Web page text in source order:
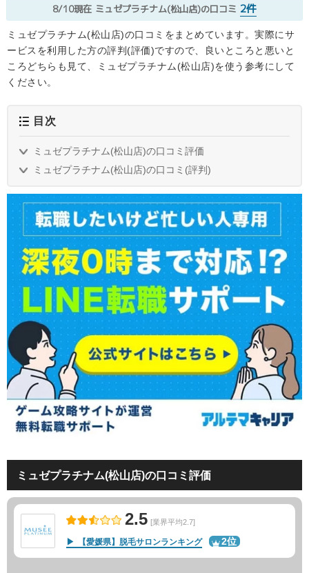
8/10現在 ミュゼプラチナム(松山店)の口コミ 2件
ミュゼプラチナム(松山店)の口コミをまとめています。実際にサ
ービスを利用した方の評判(評価)ですので、良いところと悪いと
ころどちらも見て、ミュゼプラチナム(松山店)を使う参考にして
ください。
目次
ミュゼプラチナム(松山店)の口コミ評価
ミュゼプラチナム(松山店)の口コミ(評判)
ミュゼプラチナム(松山店)の口コミ評価
2.5 [業界平均2.7]
【愛媛県】脱毛サロンランキング 2位